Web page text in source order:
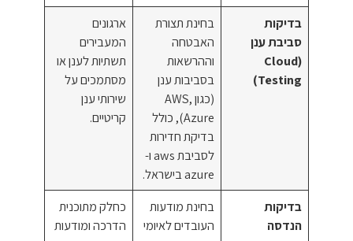
בדיקות
סביבת ענן
(Cloud
Testing)
בחינת תצורת
האבטחה
וההרשאות
בסביבות ענן
(כגון AWS,
Azure), כולל
בדיקת חדירות
לסביבת aws ו-
azure בישראל.
ארגונים
המעבירים
תשתיות לענן או
מסתמכים על
שירותי ענן
קריטיים.
בדיקות
הנדסה
בחינת מודעות
העובדים לאיומי
כחלק מתוכנית
הדרכה ומודעות